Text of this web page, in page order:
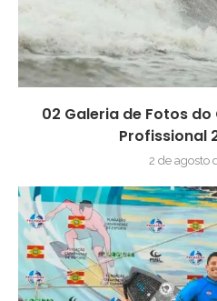
02 Galeria de Fotos
Profissional
2 de agosto